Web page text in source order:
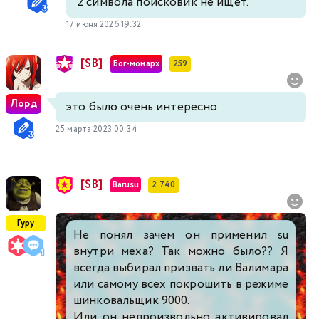
17 июня 2026 19:32
Лорд
[SB] Бог-монарх 259
это было очень интересно
25 марта 2023 00:34
Гуру
[SB] Barusu 2 740
Не понял зачем он применил su
внутри меха? Так можно было?? Я
всегда выбирал призвать ли Валимара
или самому всех покрошить в режиме
шинковальщик 9000.